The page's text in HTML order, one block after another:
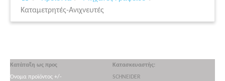
Καταμετρητές-Ανιχνευτές
Κατάταξη ως προς
Όνομα προϊόντος +/-
Κατασκευαστής:
SCHNEIDER